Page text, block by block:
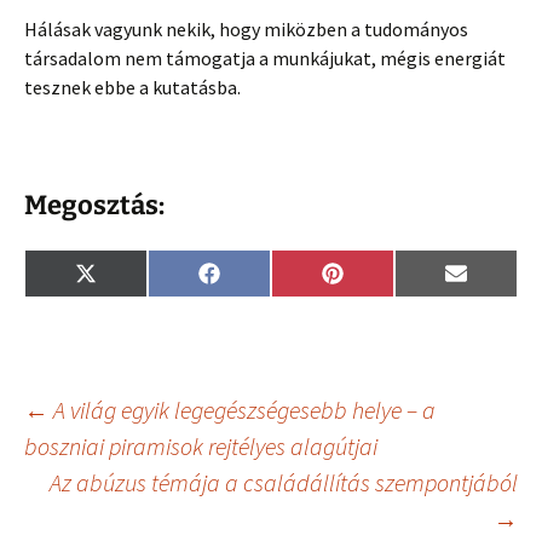
Hálásak vagyunk nekik, hogy miközben a tudományos
társadalom nem támogatja a munkájukat, mégis energiát
tesznek ebbe a kutatásba.
Megosztás:
Share
on
X
(
t
e
r
)
Share
on
F
a
k
Share
on
P
i
s
t
Share
on
E
m
Bejegyzés
navigáció
← A világ egyik legegészségesebb helye – a
boszniai piramisok rejtélyes alagútjai
Az abúzus témája a családállítás szempontjából
→